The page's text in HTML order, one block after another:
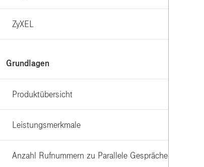
ZyXEL
Grundlagen
Produktübersicht
Leistungsmerkmale
Anzahl Rufnummern zu Parallele Gespräche